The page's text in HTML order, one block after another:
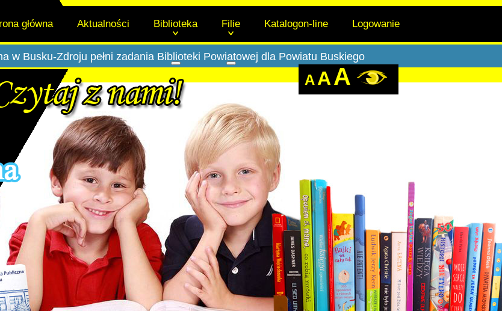
główna Aktualności Biblioteka
Więcej o: Biblioteka
Filie
Więcej o: Filie
Katalogon-line Logowanie
w Busku-Zdroju pełni zadania Biblioteki Powiatowej dla Powiatu Buskiego
AAA